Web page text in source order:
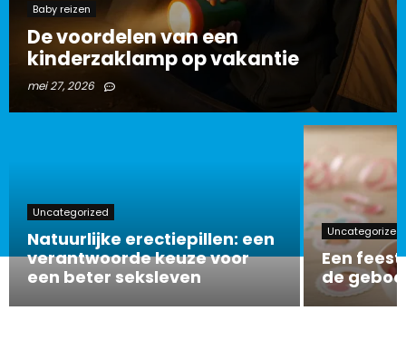
Baby reizen
De voordelen van een
kinderzaklamp op vakantie
mei 27, 2026
Uncategorized
Natuurlijke erectiepillen: een
verantwoorde keuze voor
een beter seksleven
Uncategorized
Een
de